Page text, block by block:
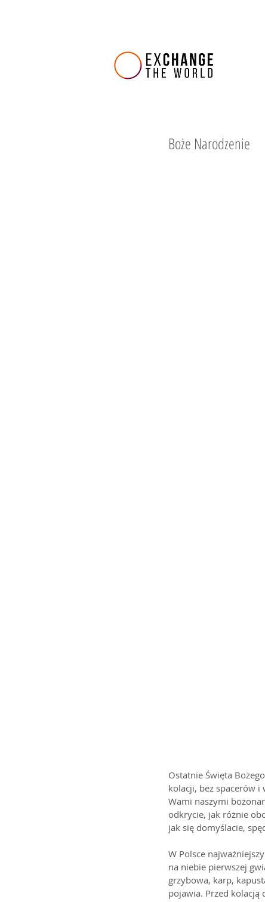
Boże Narodzenie
Ostatnie Święta
kolacji, bez spacerów i
Wami naszymi
odkrycie, jak różnie
jak się domyślacie,
W Polsce
na niebie pierwszej
grzybowa, karp,
pojawia. Przed kolacją